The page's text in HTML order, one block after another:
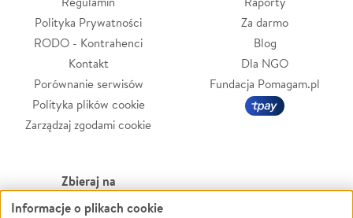
Polityka Prywatności
RODO - Kontrahenci
Kontakt
Porównanie serwisów
Polityka plików cookie
Zarządzaj zgodami cookie
Za darmo
Blog
Dla NGO
Fundacja Pomagam.pl
Zbieraj na
Informacje o plikach cookie